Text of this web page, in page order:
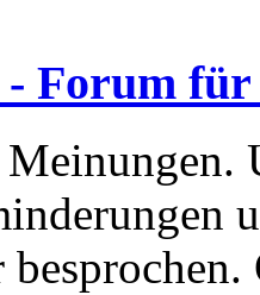
- Forum für